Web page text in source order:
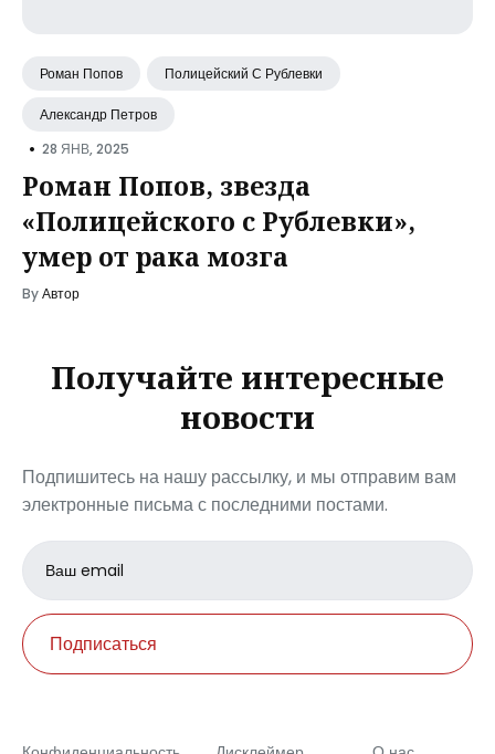
Роман Попов Полицейский С Рублевки
Александр Петров
• 28 ЯНВ, 2025
Роман Попов, звезда
«Полицейского с Рублевки»,
умер от рака мозга
ByАвтор
Получайте интересные
новости
Подпишитесь на нашу рассылку, и мы отправим вам
электронные письма с последними постами.
Email
address
Подписаться